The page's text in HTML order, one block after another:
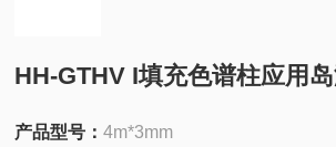
HH-GTHV I填充色谱柱应用
产品型号：4m*3mm